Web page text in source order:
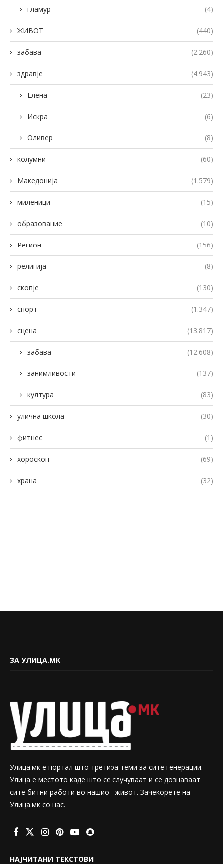
гламур (4)
ЖИВОТ (440)
забава (2.260)
здравје (4.943)
Елена (23)
Искра (6)
Оливер (8)
колумни (60)
Македонија (1.579)
миленици (15)
образование (10)
Регион (156)
религија (8)
скопје (130)
спорт (1.347)
сцена (13.817)
забава (12.608)
занимливости (137)
култура (83)
улична школа (30)
фитнес (1)
хороскоп (69)
храна (32)
ЗА УЛИЦА.МК
Улица.мк е портал што третира теми за сите генерации.
Улица е местото каде што се случуваат и се дознаваат
сите битни работи во нашиот живот. Зачекорете на
Улица.мк со нас.
НАЈЧИТАНИ ТЕКСТОВИ